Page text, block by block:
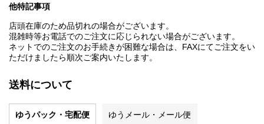
他特記事項
店頭在庫のため品切れの場合がございます。
混雑時等お電話でのご注文に応じられない場合がございます。
ネットでのご注文のお手続きが困難な場合は、FAXにてご注文をい
ただけましたら順次ご案内いたします。
送料について
ゆうパック・宅配便 ゆうメール・メール便